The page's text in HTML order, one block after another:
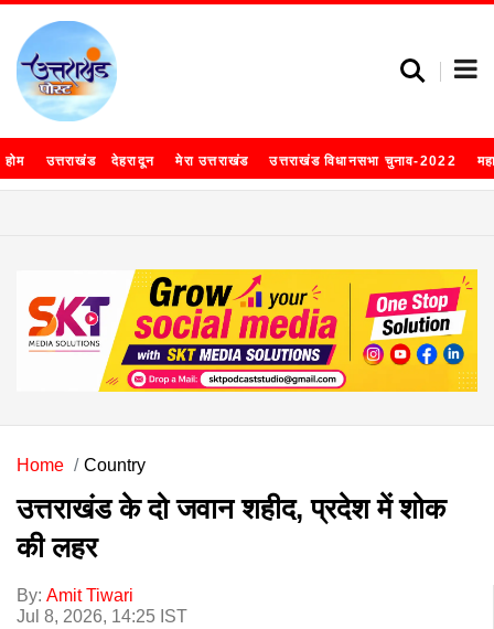
होम उत्तराखंड देहरादून मेरा उत्तराखंड उत्तराखंड विधानसभा चुनाव-2022
Home Country
उत्तराखंड के दो जवान शहीद, प्रदेश में शोक
की लहर
By: Amit Tiwari
Jul 8, 2026, 14:25 IST